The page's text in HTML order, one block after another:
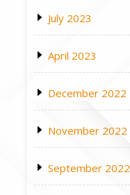
July 2023
April 2023
December 2022
November 2022
September 2022